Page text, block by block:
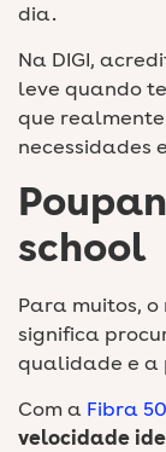
dia.
Na DIGI,
leve quando
que
necessidades
school
Para muitos,
significa
qualidade e a
Com a Fibra
velocidade